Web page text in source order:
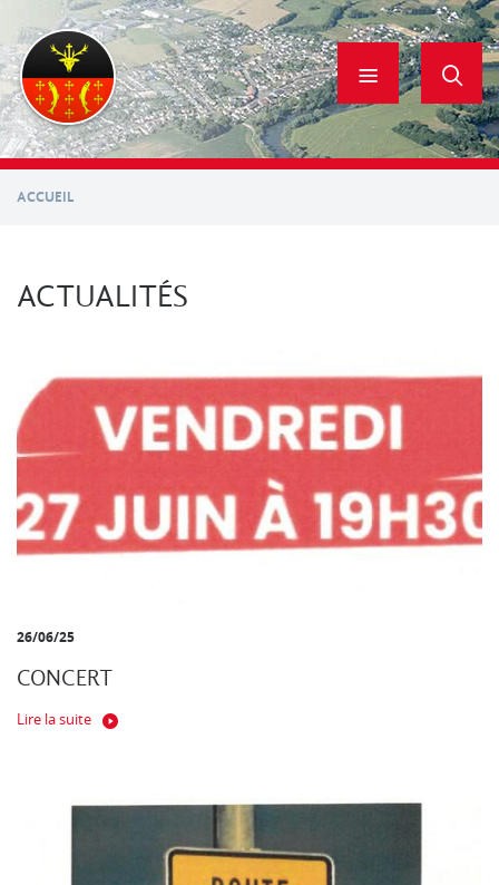
contenu
principal
ACCUEIL
ACTUALITÉS
26/06/25
CONCERT
Lire la suite